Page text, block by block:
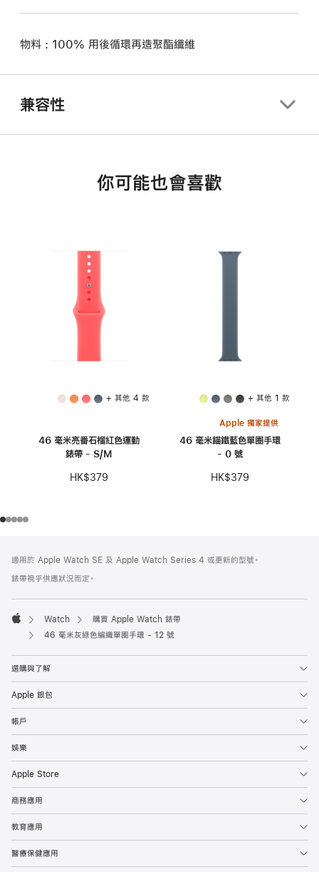
物料 : 100% 用後循環再造聚酯纖維
兼容性
你可能也會喜歡
+ 其他 4 款
46 毫米亮番石榴紅色運動
錶帶 - S/M
HK$379
+ 其他 1 款
Apple 獨家提供
46 毫米錨鐵藍色單圈手環
- 0 號
HK$379
腳
腳
適用於 Apple Watch SE 及 Apple Watch Series 4 或更新的型號。
錶帶視乎供應狀況而定。
Apple
Watch
購買 Apple Watch 錶帶
46 毫米灰綠色編織單圈手環 - 12 號
選購與了解
Apple 銀包
帳戶
娛樂
Apple Store
商務應用
教育應用
醫療保健應用